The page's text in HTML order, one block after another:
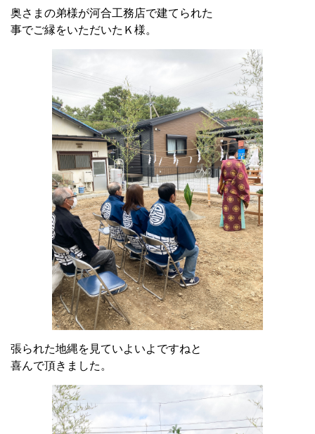
奥さまの弟様が河合工務店で建てられた
事でご縁をいただいたＫ様。
張られた地縄を見ていよいよですねと
喜んで頂きました。